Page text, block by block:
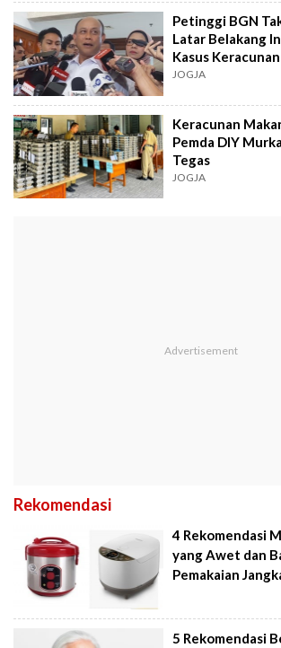
Petinggi BGN
Latar Belakang
Kasus
JOGJA
Keracunan
Pemda DIY
Tegas
JOGJA
Rekomendasi
4 Rekomendasi
yang Awet dan
Pemakaian
5 Rekomendasi